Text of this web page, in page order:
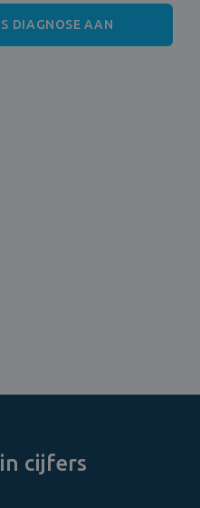
DIAGNOSE AAN
cijfers